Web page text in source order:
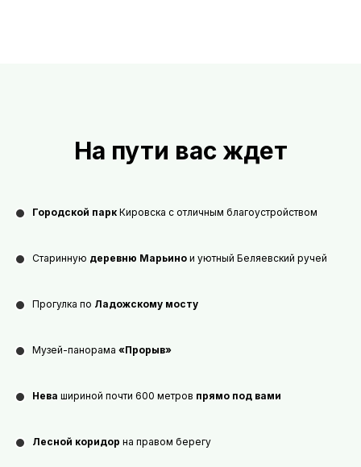
На пути вас ждет
Городской парк Кировска с отличным благоустройством
Старинную деревню Марьино и уютный Беляевский ручей
Прогулка по Ладожскому мосту
Музей-панорама «Прорыв»
Нева шириной почти 600 метров прямо под вами
Лесной коридор на правом берегу